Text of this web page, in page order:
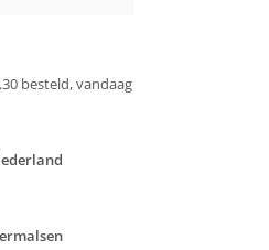
besteld, vandaag